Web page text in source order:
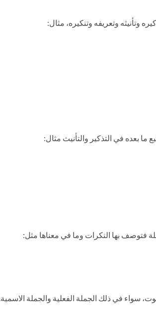
وتأنيثه وتعريفه وتنكيره، مثال:
بعده في التذكير والتأنيث مثال:
فتوصف بها النكرات وما في معناها مثل:
سواء في ذلك الجملة الفعلية والجملة